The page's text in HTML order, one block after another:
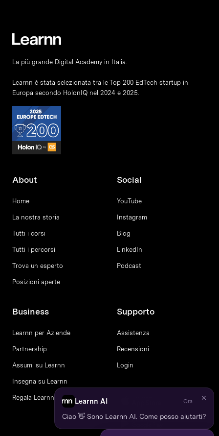
La più grande Digital Academy in Italia.
Learnn è stata selezionata tra le Top 200 EdTech startup in
Europa secondo HolonIQ nel 2024 e 2025.
About
Home
La nostra storia
Tutti i corsi
Tutti i percorsi
Trova un esperto
Posizioni aperte
Social
YouTube
Instagram
Blog
LinkedIn
Podcast
Business
Learnn per Aziende
Partnership
Assumi su Learnn
Insegna su Learnn
Regala Learnn
Supporto
Assistenza
Recensioni
Login
Learnn AI Ora
Ciao 👋 Sono Learnn AI. Come posso aiutarti?